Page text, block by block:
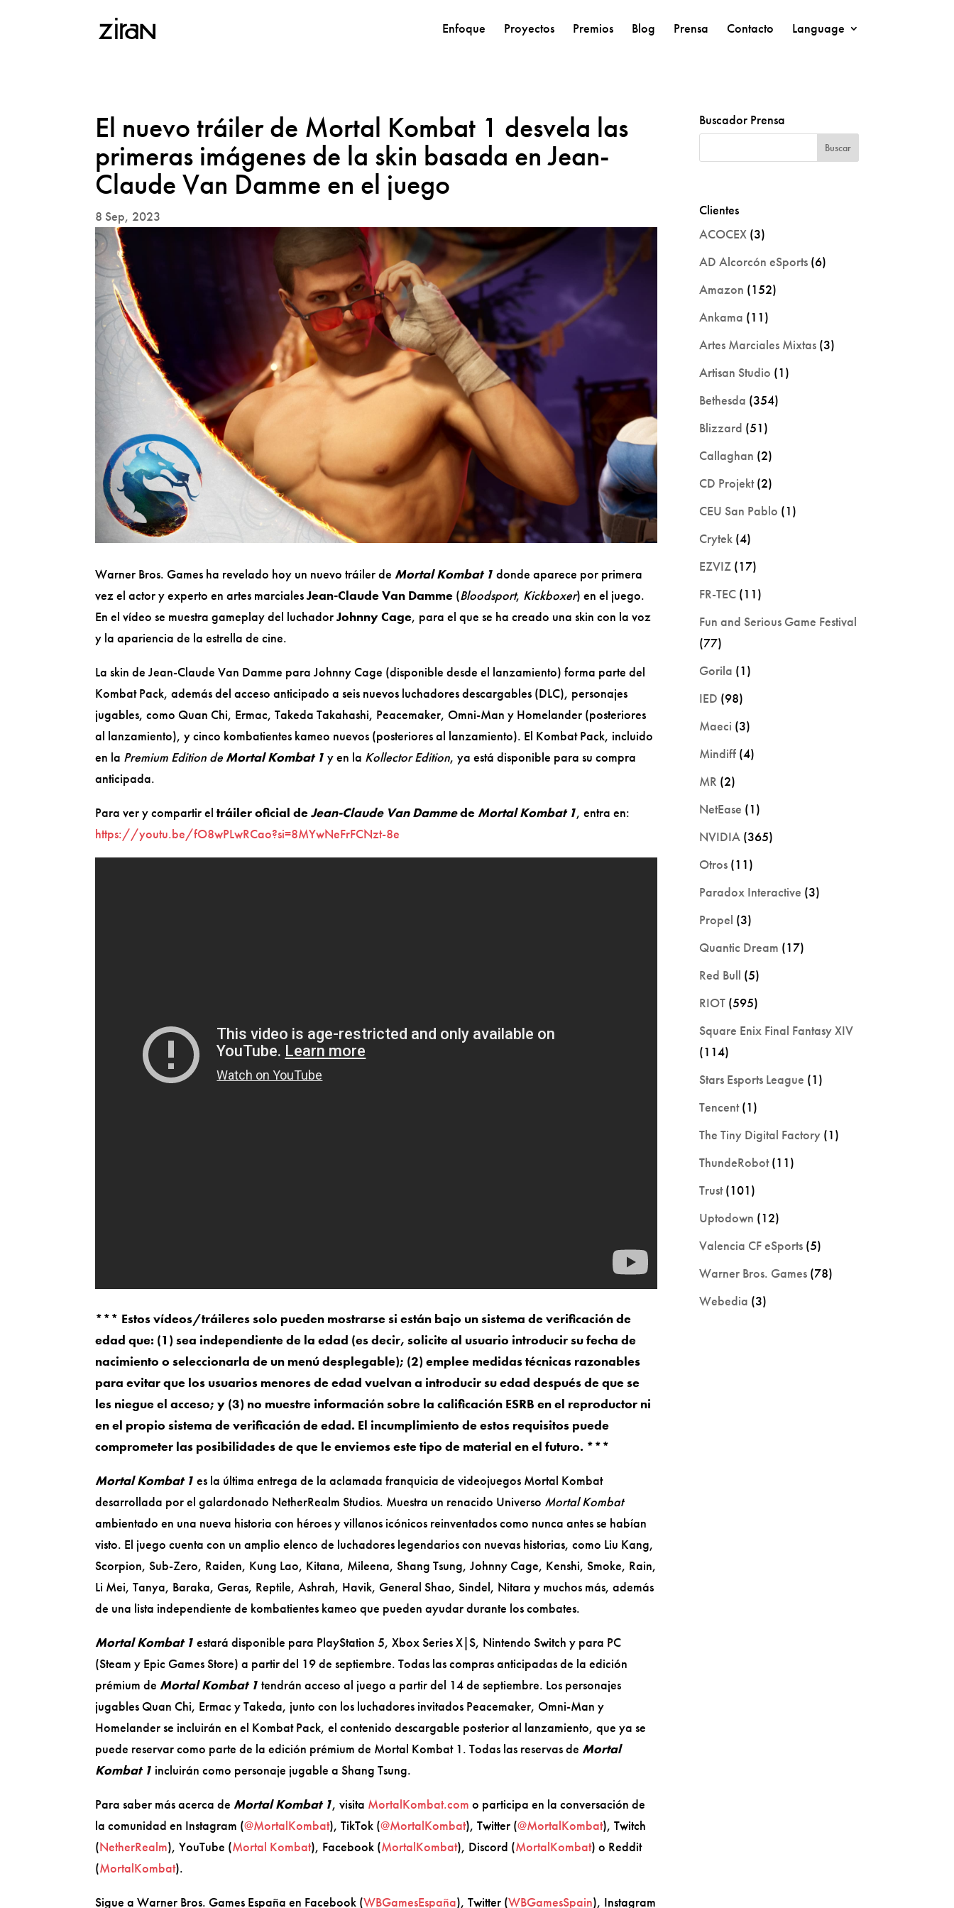
Enfoque Proyectos Premios Blog Prensa Contacto Language
El nuevo tráiler de Mortal Kombat 1 desvela las
primeras imágenes de la skin basada en Jean-
Claude Van Damme en el juego
8 Sep, 2023
Warner Bros. Games ha revelado hoy un nuevo tráiler de Mortal Kombat 1 donde aparece por primera
vez el actor y experto en artes marcialesJean-Claude Van Damme (Bloodsport, Kickboxer) en el juego.
En el vídeo se muestra gameplay del luchadorJohnny Cage, para el que se ha creado una skin con la voz
y la apariencia de la estrella de cine.
La skin de Jean-Claude Van Damme para Johnny Cage (disponible desde el lanzamiento) forma parte del
Kombat Pack, además del acceso anticipado a seis nuevos luchadores descargables (DLC), personajes
jugables, como Quan Chi, Ermac, Takeda Takahashi, Peacemaker, Omni-Man y Homelander (posteriores
al lanzamiento), y cinco kombatientes kameo nuevos (posteriores al lanzamiento). El Kombat Pack, incluido
en la Premium Edition de Mortal Kombat 1 y en la Kollector Edition, ya está disponible para su compra
anticipada.
Para ver y compartir eltráiler oficial deJean-Claude Van Dammede Mortal Kombat 1, entra en:
https://youtu.be/fO8wPLwRCao?si=8MYwNeFrFCNzt-8e
*** Estos vídeos/tráileres solo pueden mostrarse si están bajo un sistema de verificación de
edad que: (1) sea independiente de la edad (es decir, solicite al usuario introducir su fecha de
nacimiento o seleccionarla de un menú desplegable); (2) emplee medidas técnicas razonables
para evitar que los usuarios menores de edad vuelvan a introducir su edad después de que se
les niegue el acceso; y (3) no muestre información sobre la calificación ESRB en el reproductor ni
en el propio sistema de verificación de edad. El incumplimiento de estos requisitos puede
comprometer las posibilidades de que le enviemos este tipo de material en el futuro. ***
Mortal Kombat 1 es la última entrega de la aclamada franquicia de videojuegos Mortal Kombat
desarrollada por el galardonado NetherRealm Studios. Muestra un renacido Universo Mortal Kombat
ambientado en una nueva historia con héroes y villanos icónicos reinventados como nunca antes se habían
visto. El juego cuenta con un amplio elenco de luchadores legendarios con nuevas historias, como Liu Kang,
Scorpion, Sub-Zero, Raiden, Kung Lao, Kitana, Mileena, Shang Tsung, Johnny Cage, Kenshi, Smoke, Rain,
Li Mei, Tanya, Baraka, Geras, Reptile, Ashrah, Havik, General Shao, Sindel, Nitara y muchos más, además
de una lista independiente de kombatientes kameo que pueden ayudar durante los combates.
Mortal Kombat 1 estará disponible para PlayStation 5, Xbox Series X|S, Nintendo Switch y para PC
(Steam y Epic Games Store) a partir del 19 de septiembre. Todas las compras anticipadas de la edición
prémium de Mortal Kombat 1 tendrán acceso al juego a partir del 14 de septiembre. Los personajes
jugables Quan Chi, Ermac y Takeda, junto con los luchadores invitados Peacemaker, Omni-Man y
Homelander se incluirán en el Kombat Pack, el contenido descargable posterior al lanzamiento, que ya se
puede reservar como parte de la edición prémium de Mortal Kombat 1. Todas las reservas de Mortal
Kombat 1 incluirán como personaje jugable a Shang Tsung.
Para saber más acerca de Mortal Kombat 1, visita MortalKombat.com o participa en la conversación de
la comunidad en Instagram (@MortalKombat), TikTok (@MortalKombat), Twitter (@MortalKombat), Twitch
(NetherRealm), YouTube (Mortal Kombat), Facebook (MortalKombat), Discord (MortalKombat) o Reddit
(MortalKombat).
Sigue a Warner Bros. Games España en Facebook (WBGamesEspaña), Twitter (WBGamesSpain), Instagram
Buscador Prensa
Clientes
ACOCEX (3)
AD Alcorcón eSports (6)
Amazon (152)
Ankama (11)
Artes Marciales Mixtas (3)
Artisan Studio (1)
Bethesda (354)
Blizzard (51)
Callaghan (2)
CD Projekt(2)
CEU San Pablo (1)
Crytek (4)
EZVIZ (17)
FR-TEC (11)
Fun and Serious Game Festival
(77)
Gorila (1)
IED (98)
Maeci (3)
Mindiff (4)
MR (2)
NetEase (1)
NVIDIA (365)
Otros (11)
Paradox Interactive (3)
Propel (3)
Quantic Dream (17)
Red Bull (5)
RIOT (595)
Square Enix Final Fantasy XIV
(114)
Stars Esports League (1)
Tencent(1)
The Tiny Digital Factory (1)
ThundeRobot(11)
Trust(101)
Uptodown (12)
Valencia CF eSports (5)
Warner Bros. Games (78)
Webedia (3)